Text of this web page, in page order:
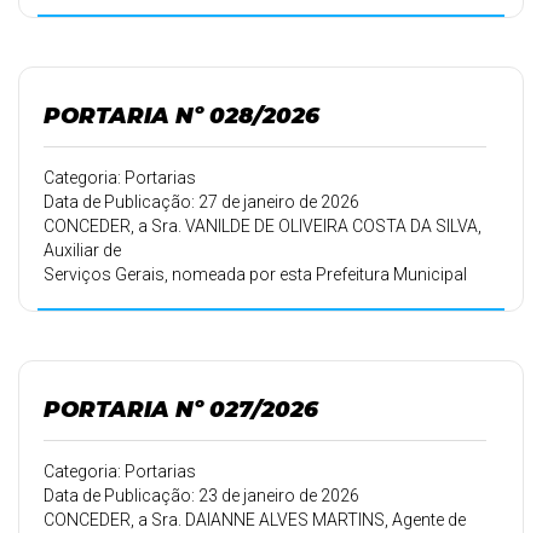
PORTARIA Nº 028/2026
Categoria: Portarias
Data de Publicação: 27 de janeiro de 2026
CONCEDER, a Sra. VANILDE DE OLIVEIRA COSTA DA SILVA,
Auxiliar de
Serviços Gerais, nomeada por esta Prefeitura Municipal
PORTARIA Nº 027/2026
Categoria: Portarias
Data de Publicação: 23 de janeiro de 2026
CONCEDER, a Sra. DAIANNE ALVES MARTINS, Agente de